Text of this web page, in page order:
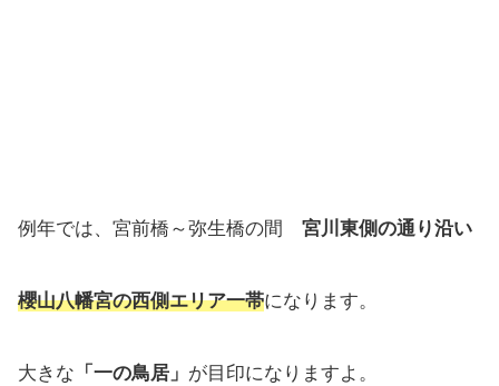
例年では、宮前橋～弥生橋の間 宮川東側の通り沿い
櫻山八幡宮の西側エリア一帯になります。
大きな 「一の鳥居」 が目印になりますよ。